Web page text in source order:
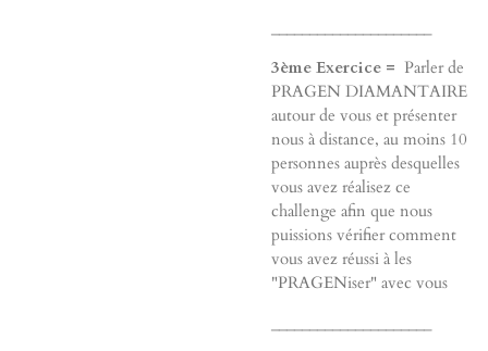
3ème Exercice = Parler de
PRAGEN DIAMANTAIRE
autour de vous et présenter
nous à distance, au moins 10
personnes auprès desquelles
vous avez réalisez ce
challenge afin que nous
puissions vérifier comment
vous avez réussi à les
"PRAGENiser" avec vous